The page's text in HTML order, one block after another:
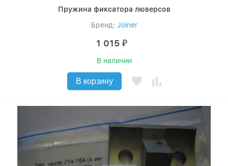
Пружина фиксатора люверсов
Бренд: Joiner
1 015 ₽
В наличии
В корзину